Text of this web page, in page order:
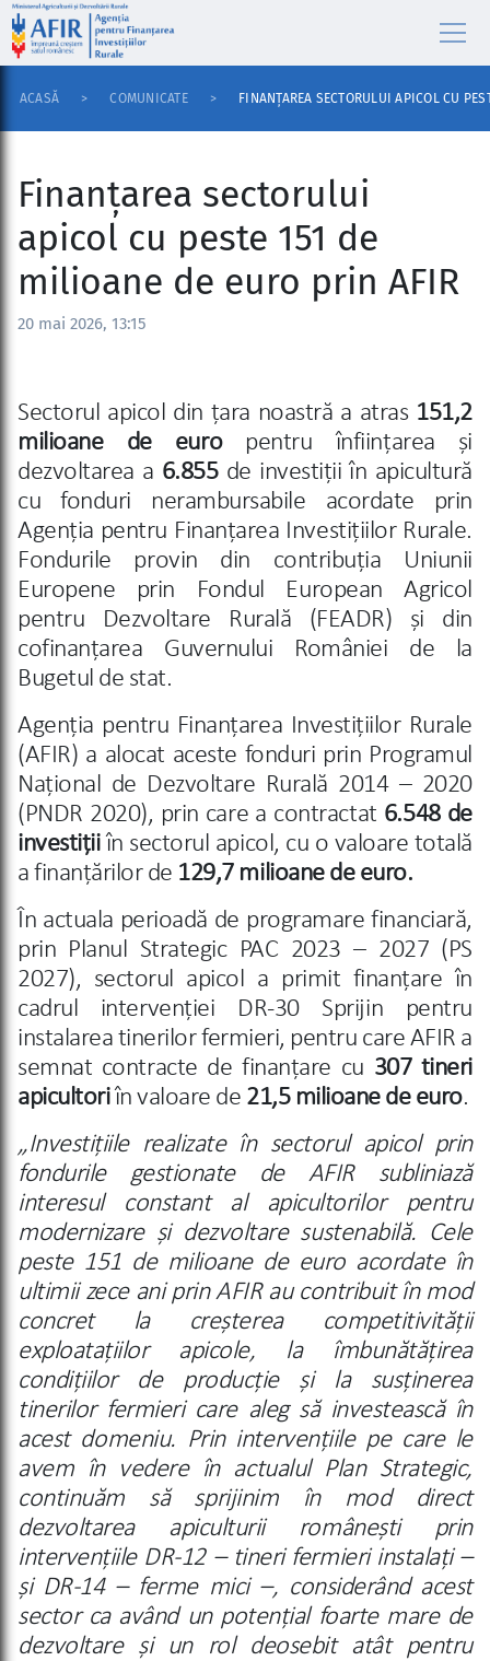
ACASĂ COMUNICATE FINANȚAREA SECTORULUI APICOL CU
Finanțarea sectorului
apicol cu peste 151 de
milioane de euro prin AFIR
20 mai 2026, 13:15
Sectorul apicol din țara noastră a atras 151,2
milioane
de europentru înființarea și
dezvoltarea a 6.855 de investiții în apicultură
cu fonduri nerambursabile acordate prin
Agenția pentru Finanțarea Investițiilor Rurale.
Fondurile provin din contribuția Uniunii
Europene prin Fondul European Agricol
pentru Dezvoltare Rurală (FEADR) și din
cofinanțarea Guvernului României de la
Bugetul de stat.
Agenția pentru Finanțarea Investițiilor Rurale
(AFIR) a alocat aceste fonduri prin Programul
Național de Dezvoltare Rurală 2014 – 2020
(PNDR 2020), prin care a contractat 6.548 de
investițiiîn sectorul apicol, cu o valoare totală
a finanțărilor de 129,7 milioane de euro.
În actuala perioadă de programare financiară,
prin Planul Strategic PAC 2023 – 2027 (PS
2027), sectorul apicol a primit finanțare în
cadrul intervenției DR-30 Sprijin pentru
instalarea tinerilor fermieri, pentru care AFIR a
semnat contracte de finanțare cu 307 tineri
apicultoriîn valoare de 21,5 milioane de euro.
„Investițiile realizate în sectorul apicol prin
fondurile gestionate de AFIR subliniază
interesul constant al apicultorilor pentru
modernizare și dezvoltare sustenabilă. Cele
peste 151 de milioane de euro acordate în
ultimii zece ani prin AFIR au contribuit în mod
concret la creșterea competitivității
exploatațiilor apicole, la îmbunătățirea
condițiilor de producție și la susținerea
tinerilor fermieri care aleg să investească în
acest domeniu. Prin intervențiile pe care le
avem în vedere în actualul Plan Strategic,
continuăm să sprijinim în mod direct
dezvoltarea apiculturii românești prin
intervențiile DR-12 – tineri fermieri instalați –
și DR-14 – ferme mici –, considerând acest
sector ca având un potențial foarte mare de
dezvoltare și un rol deosebit atât pentru